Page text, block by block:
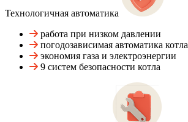
Технологичная автоматика
работа при низком давлении
погодозависимая автоматика котла
экономия газа и электроэнергии
9 систем безопасности котла